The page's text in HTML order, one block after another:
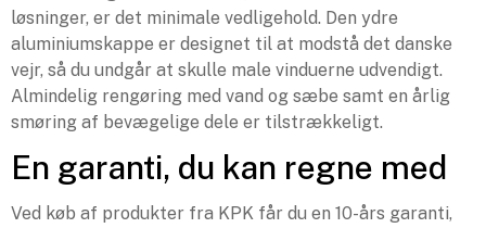
løsninger, er det minimale vedligehold. Den ydre
aluminiumskappe er designet til at modstå det danske
vejr, så du undgår at skulle male vinduerne udvendigt.
Almindelig rengøring med vand og sæbe samt en årlig
smøring af bevægelige dele er tilstrækkeligt.
En garanti, du kan regne med
Ved køb af produkter fra KPK får du en 10-års garanti,